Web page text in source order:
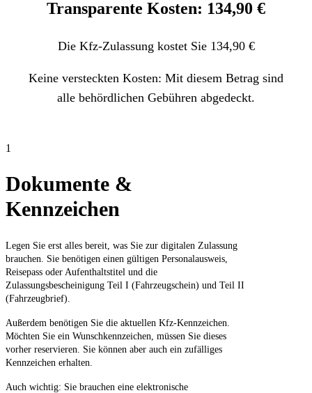
Transparente Kosten: 134,90 €
Die Kfz-Zulassung kostet Sie 134,90 €
Keine versteckten Kosten: Mit diesem Betrag sind
alle behördlichen Gebühren abgedeckt.
1
Dokumente &
Kennzeichen
Legen Sie erst alles bereit, was Sie zur digitalen Zulassung
brauchen. Sie benötigen einen gültigen Personalausweis,
Reisepass oder Aufenthaltstitel und die
Zulassungsbescheinigung Teil I (Fahrzeugschein) und Teil II
(Fahrzeugbrief).
Außerdem benötigen Sie die aktuellen Kfz-Kennzeichen.
Möchten Sie ein Wunschkennzeichen, müssen Sie dieses
vorher reservieren. Sie können aber auch ein zufälliges
Kennzeichen erhalten.
Auch wichtig: Sie brauchen eine elektronische